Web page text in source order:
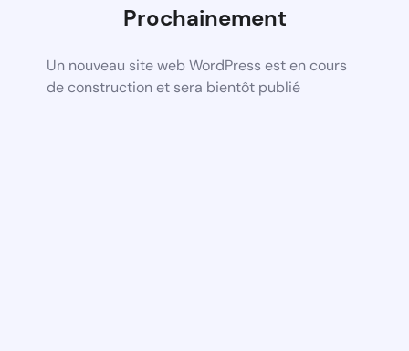
Prochainement
Un nouveau site web WordPress est en cours
de construction et sera bientôt publié